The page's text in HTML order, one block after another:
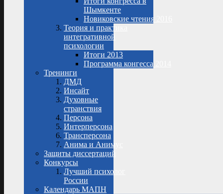
Шымкенте
Новиковские чтения 2016
Теория и практика
интегративной
психологии
Итоги 2013
Программа конгесса 2014
Тренинги
ДМД
Инсайт
Духовные
странствия
Персона
Интерперсона
Трансперсона
Анима и Анимус
Защиты диссертаций
Конкурсы
Лучший психолог
России
Календарь МАПН